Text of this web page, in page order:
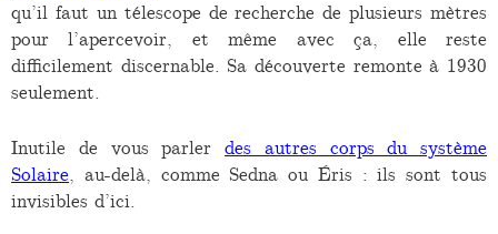
qu’il faut un télescope de recherche de plusieurs mètres
pour l’apercevoir, et même avec ça, elle reste
difficilement discernable. Sa découverte remonte à 1930
seulement.
Inutile de vous parler des autres corps du système
Solaire, au-delà, comme Sedna ou Éris : ils sont tous
invisibles d’ici.